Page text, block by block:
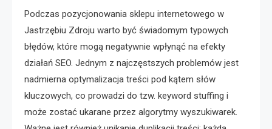
Podczas pozycjonowania sklepu internetowego w
Jastrzębiu Zdroju warto być świadomym typowych
błędów, które mogą negatywnie wpłynąć na efekty
działań SEO. Jednym z najczęstszych problemów jest
nadmierna optymalizacja treści pod kątem słów
kluczowych, co prowadzi do tzw. keyword stuffing i
może zostać ukarane przez algorytmy wyszukiwarek.